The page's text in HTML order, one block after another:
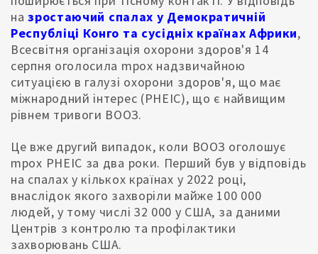
назростаючий спалах у Демократичній
Республіці Конго та сусідніх країнах Африки,
Всесвітня організація охорони здоров'я 14
серпня оголосила mpox надзвичайною
ситуацією в галузі охорони здоров'я, що має
міжнародний інтерес (PHEIC), що є найвищим
рівнем тривоги ВООЗ.
Це вже другий випадок, коли ВООЗ оголошує
mpox PHEIC за два роки. Перший був у відповідь
на спалах у кількох країнах у 2022 році,
внаслідок якого захворіли майже 100 000
людей, у тому числі 32 000 у США, за даними
Центрів з контролю та профілактики
захворювань США.